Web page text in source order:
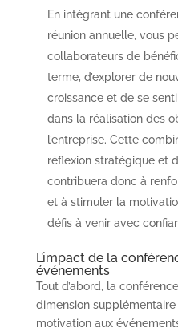
En intégrant une
réunion annuelle, vous
collaborateurs de
terme, d’explorer de
croissance et de se
dans la réalisation des
l’entreprise. Cette
réflexion stratégique et
contribuera donc à
et à stimuler la
défis à venir avec
L’impact de la
événements
Tout d’abord, la
dimension supplémentaire
motivation aux